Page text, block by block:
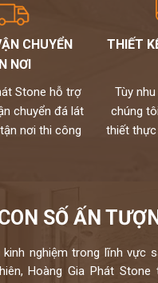
phát là nhà phân phối và
Hiện nay, chúng tôi đang
ốp tường cao cấp với
dạng. Toàn bộ đều được
hàng đầu thế giới và kiểm
một quy trình chuyên
xin vui lòng liên hệ
CHUYỂN
NƠI
Stone hỗ trợ
chuyển đá lát
nơi thi công
THIẾT
Tùy
chúng
thiết thực
SỐ ẤN
nghiệm trong lĩnh vực
Hoàng Gia Phát